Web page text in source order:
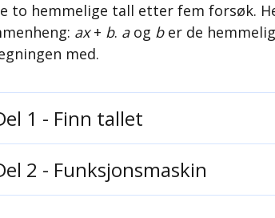
to hemmelige tall etter fem forsøk.
ax+ b. aog ber de
med.
1 - Finn tallet
2 - Funksjonsmaskin